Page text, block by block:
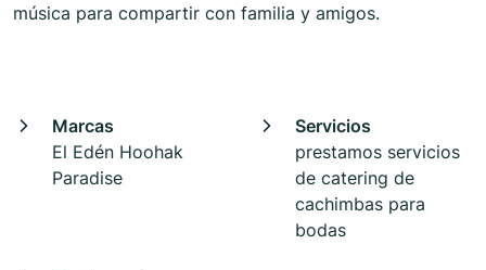
música para compartir con familia y amigos.
Marcas
El Edén Hoohak
Paradise
Servicios
prestamos servicios
de catering de
cachimbas para
bodas